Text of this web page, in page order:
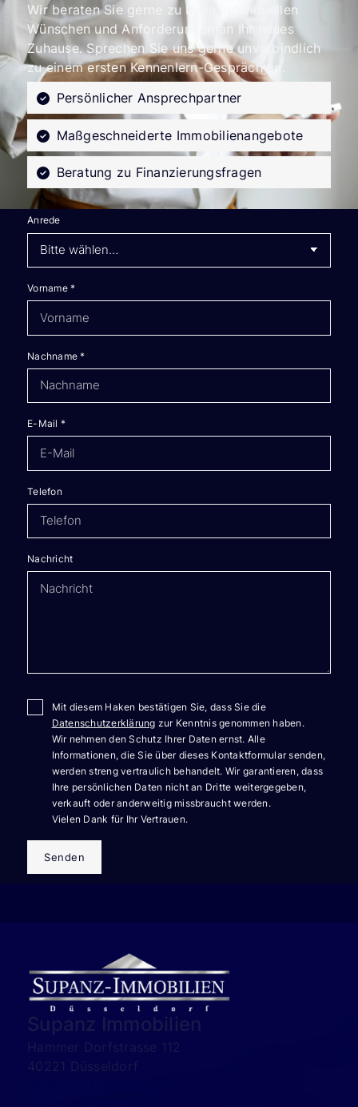
Wir beraten Sie gerne zu Ihren individuellen
Wünschen und Anforderungen an Ihr neues
Zuhause. Sprechen Sie uns gerne unverbindlich
zu einem ersten Kennenlern-Gespräch an.
Persönlicher Ansprechpartner
Maßgeschneiderte Immobilienangebote
Beratung zu Finanzierungsfragen
Anrede
Vorname*
Nachname*
E-Mail *
Telefon
Nachricht
Mit diesem Haken bestätigen Sie, dass Sie die
Datenschutzerklärung zur Kenntnis genommen haben.
Wir nehmen den Schutz Ihrer Daten ernst. Alle
Informationen, die Sie über dieses Kontaktformular senden,
werden streng vertraulich behandelt. Wir garantieren, dass
Ihre persönlichen Daten nicht an Dritte weitergegeben,
verkauft oder anderweitig missbraucht werden.
Vielen Dank für Ihr Vertrauen.
Senden